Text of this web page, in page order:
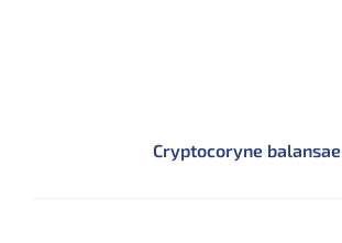
Cryptocoryne balansae